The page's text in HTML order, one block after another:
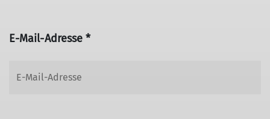
E-Mail-Adresse *